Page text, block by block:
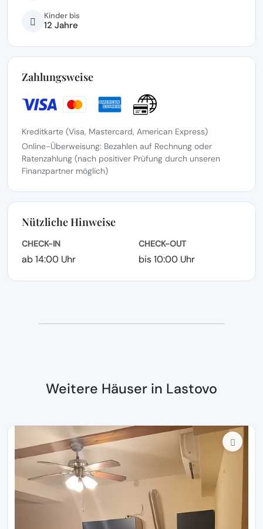
Kinder bis
12 Jahre
Zahlungsweise
Kreditkarte (Visa, Mastercard, American Express)
Online-Überweisung: Bezahlen auf Rechnung oder
Ratenzahlung (nach positiver Prüfung durch unseren
Finanzpartner möglich)
Nützliche Hinweise
CHECK-IN
ab 14:00 Uhr
CHECK-OUT
bis 10:00 Uhr
Weitere Häuser in Lastovo